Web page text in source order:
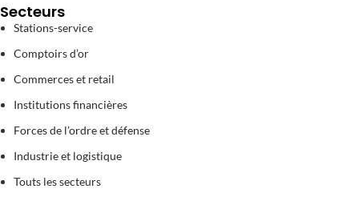
Secteurs
Stations-service
Comptoirs d’or
Commerces et retail
Institutions financières
Forces de l’ordre et défense
Industrie et logistique
Touts les secteurs